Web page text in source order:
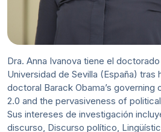
Dra. Anna Ivanova tiene el
Universidad de Sevilla (España) tras
doctoral Barack Obama’s governing
2.0 and the pervasiveness of
Sus intereses de investigación
discurso, Discurso político,